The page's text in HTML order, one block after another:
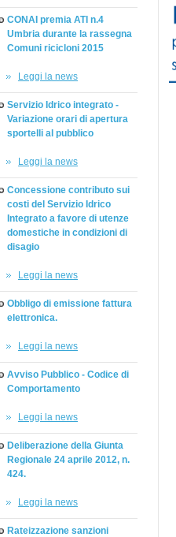
CONAI premia ATI n.4
Umbria durante la rassegna
Comuni ricicloni 2015
Leggi la news
Servizio Idrico integrato -
Variazione orari di apertura
sportelli al pubblico
Leggi la news
Concessione contributo sui
costi del Servizio Idrico
Integrato a favore di utenze
domestiche in condizioni di
disagio
Leggi la news
Obbligo di emissione fattura
elettronica.
Leggi la news
Avviso Pubblico - Codice di
Comportamento
Leggi la news
Deliberazione della Giunta
Regionale 24 aprile 2012, n.
424.
Leggi la news
Rateizzazione sanzioni